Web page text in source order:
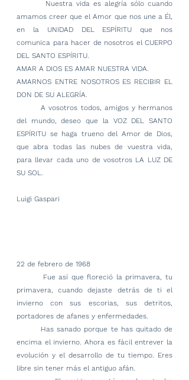
amamos creer que el Amor que nos une a Él,
en la UNIDAD DEL ESPÍRITU que nos
comunica para hacer de nosotros el CUERPO
DEL SANTO ESPÍRITU.
AMAR A DIOS ES AMAR NUESTRA VIDA.
AMARNOS ENTRE NOSOTROS ES RECIBIR EL
DON DE SU ALEGRÍA.
        A vosotros todos, amigos y hermanos
del mundo, deseo que la VOZ DEL SANTO
ESPÍRITU se haga trueno del Amor de Dios,
que abra todas las nubes de vuestra vida,
para llevar cada uno de vosotros LA LUZ DE
SU SOL.
Luigi Gaspari
22 de febrero de 1968
primavera, cuando dejaste detrás de ti el
invierno con sus escorias, sus detritos,
portadores de afanes y enfermedades.
encima el invierno. Ahora es fácil entrever la
evolución y el desarrollo de tu tiempo. Eres
libre sin tener más el antiguo afán.